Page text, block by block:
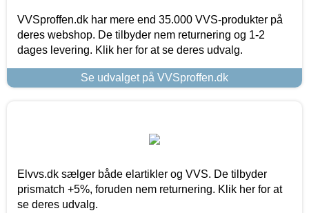
VVSproffen.dk har mere end 35.000 VVS-produkter på
deres webshop. De tilbyder nem returnering og 1-2
dages levering. Klik her for at se deres udvalg.
Se udvalget på VVSproffen.dk
Elvvs.dk sælger både elartikler og VVS. De tilbyder
prismatch +5%, foruden nem returnering. Klik her for at
se deres udvalg.